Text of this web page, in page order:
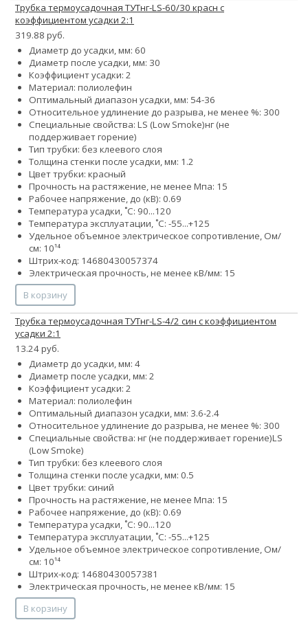
Трубка термоусадочная ТУТнг-LS-60/30 красн с
коэффициентом усадки 2:1
319.88 руб.
Диаметр до усадки, мм: 60
Диаметр после усадки, мм: 30
Коэффициент усадки: 2
Материал: полиолефин
Оптимальный диапазон усадки, мм: 54-36
Относительное удлинение до разрыва, не менее %: 300
Специальные свойства: LS (Low Smoke)нг (не
поддерживает горение)
Тип трубки: без клеевого слоя
Толщина стенки после усадки, мм: 1.2
Цвет трубки: красный
Прочность на растяжение, не менее Мпа: 15
Рабочее напряжение, до (кВ): 0.69
Температура усадки, ˚С: 90...120
Температура эксплуатации, ˚С: -55...+125
Удельное объемное электрическое сопротивление, Ом/
см: 10¹⁴
Штрих-код: 14680430057374
Электрическая прочность, не менее кВ/мм: 15
В корзину
Трубка термоусадочная ТУТнг-LS-4/2 син с коэффициентом
усадки 2:1
13.24 руб.
Диаметр до усадки, мм: 4
Диаметр после усадки, мм: 2
Коэффициент усадки: 2
Материал: полиолефин
Оптимальный диапазон усадки, мм: 3.6-2.4
Относительное удлинение до разрыва, не менее %: 300
Специальные свойства: нг (не поддерживает горение)LS
(Low Smoke)
Тип трубки: без клеевого слоя
Толщина стенки после усадки, мм: 0.5
Цвет трубки: синий
Прочность на растяжение, не менее Мпа: 15
Рабочее напряжение, до (кВ): 0.69
Температура усадки, ˚С: 90...120
Температура эксплуатации, ˚С: -55...+125
Удельное объемное электрическое сопротивление, Ом/
см: 10¹⁴
Штрих-код: 14680430057381
Электрическая прочность, не менее кВ/мм: 15
В корзину